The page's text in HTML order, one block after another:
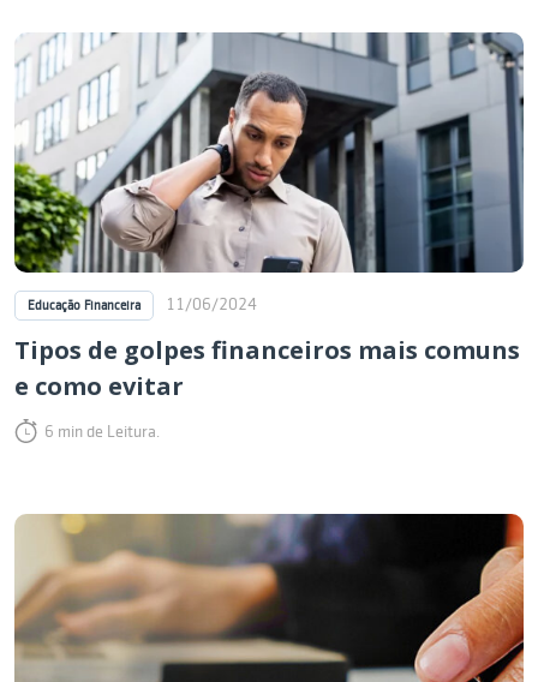
Educação Financeira 11/06/2024
Tipos de golpes financeiros mais comuns
e como evitar
6 min de Leitura.